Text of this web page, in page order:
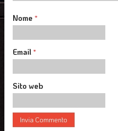
Nome*
Email*
Sito web